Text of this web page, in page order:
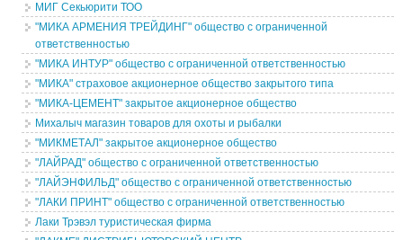
МИГ Секьюрити ТОО
"МИКА АРМЕНИЯ ТРЕЙДИНГ" общество с ограниченной
ответственностью
"МИКА ИНТУР" общество с ограниченной ответственностью
"МИКА" страховое акционерное общество закрытого типа
"МИКА-ЦЕМЕНТ" закрытое акционерное общество
Михалыч магазин товаров для охоты и рыбалки
"МИКМЕТАЛ" закрытое акционерное общество
"ЛАЙРАД" общество с ограниченной ответственностью
"ЛАЙЭНФИЛЬД" общество с ограниченной ответственностью
"ЛАКИ ПРИНТ" общество с ограниченной ответственностью
Лаки Трэвэл туристическая фирма